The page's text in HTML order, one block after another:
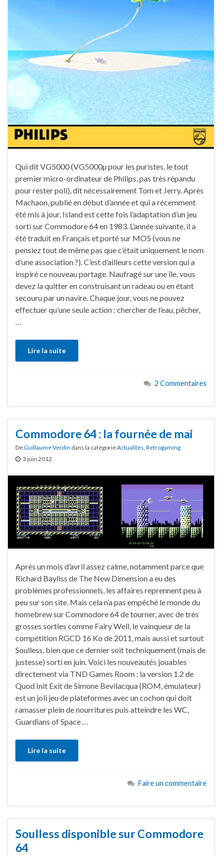
Qui dit VG5000 (VG5000µ pour les puristes, le tout
premier micro-ordinateur de Philips, pas très répandu
pour rester poli), dit nécessairement Tom et Jerry. Après
Machaon, publié en début d’année et qui a récemment
été mis à jour, Island est cette fois l’adaptation d’un jeu
sorti sur Commodore 64 en 1983. L’année suivante, il a
été traduit en Français et porté sur MO5 (vous ne
pensiez tout de même pas que c’était uniquement le nom
d’une association ?). C’est d’ailleurs cette version qui a
inspiré ce nouveau portage. Naufragé sur une île, vous
devez la quitter en construisant un radeau ou en étant
secouru par un navire. Chaque jour, vous ne pouvez
effectuer qu’une seule action : chercher de l’eau, pêcher,
…
Lire la suite
2 Commentaires
Commodore 64 : la fournée de mai
DeGuillaume Verdin dans la catégorieActualités Retrogaming
3 juin 2012
Après un mois d’avril assez calme, notamment parce que
Richard Bayliss de The New Dimension a eu des
problèmes professionnels, les affaires reprennent peu à
peu sur son site. Mais cela n’a pas empêché le monde du
homebrew sur Commodore 64 de tourner, avec de très
grosses sorties comme Fairy Well, le vainqueur de la
compétition RGCD 16 Ko de 2011, mais aussi et surtout
Soulless, bien que ce dernier soit techniquement (mais de
justesse) sorti en juin. Voici les nouveautés jouables
directement via TND Games Room : la version 1.2 de
Quod Init Exit de Simone Bevilacqua (ROM, émulateur)
est un joli jeu de plateformes avec un cochon qui doit
ramasser plein de nourritures puis atteindre les WC,
Guardians of Space …
Lire la suite
Faire un commentaire
Soulless disponible sur Commodore
64